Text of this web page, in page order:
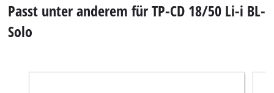
Passt unter anderem für TP-CD 18/50 Li-i BL-
Solo